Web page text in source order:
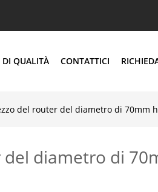
QUALITÀ CONTATTICI
del router del diametro di 70mm
diametro di